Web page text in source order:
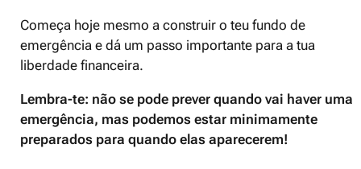
Começa hoje mesmo a construir o teu fundo de
emergência e dá um passo importante para a tua
liberdade financeira.
Lembra-te: não se pode prever quando vai haver uma
emergência, mas podemos estar minimamente
preparados para quando elas aparecerem!